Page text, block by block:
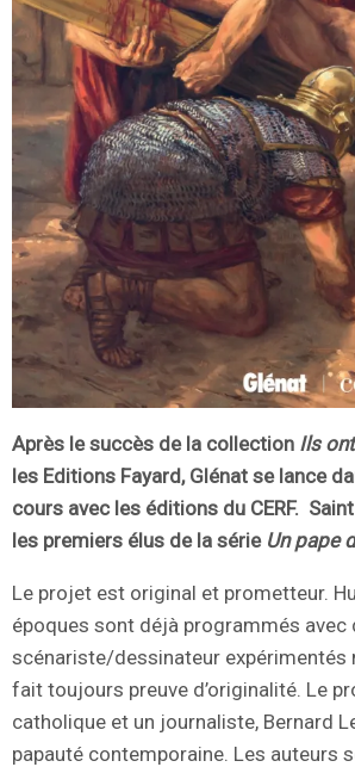
Après le succès de la collection Ils
les Editions Fayard, Glénat se lance
cours avec les éditions du CERF.
les premiers élus de la série Un pape
Le projet est original et prometteur.
époques sont déjà programmés avec
scénariste/dessinateur expérimentés
fait toujours preuve d’originalité. Le
catholique et un journaliste, Bernard
papauté contemporaine. Les auteurs